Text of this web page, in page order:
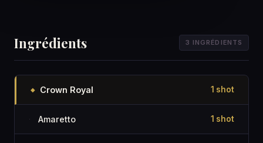
Ingrédients 3 INGRÉDIENTS
◆ Crown Royal 1 shot
· Amaretto 1 shot